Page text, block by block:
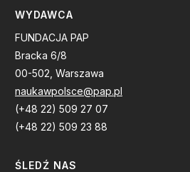
WYDAWCA
FUNDACJA PAP
Bracka 6/8
00-502, Warszawa
naukawpolsce@pap.pl
(+48 22) 509 27 07
(+48 22) 509 23 88
ŚLEDŹ NAS